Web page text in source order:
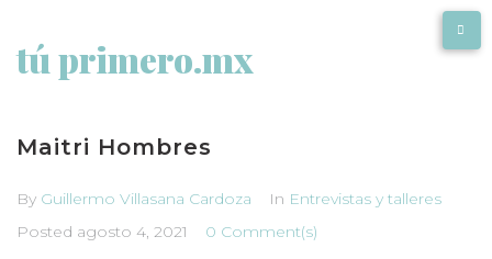
tú primero.mx
Maitri Hombres
By Guillermo Villasana Cardoza In Entrevistas y talleres
Posted agosto 4, 2021 0 Comment(s)